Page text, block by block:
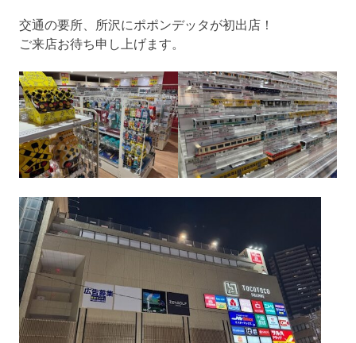
交通の要所、所沢にポポンデッタが初出店！
ご来店お待ち申し上げます。